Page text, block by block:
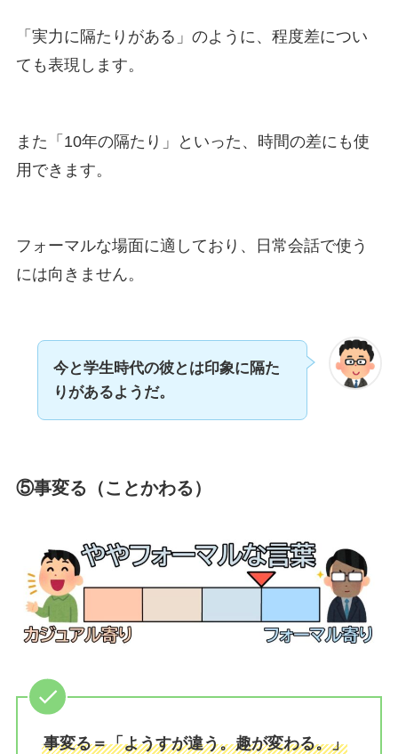
「実力に隔たりがある」のように、程度差につい
ても表現します。
また「10年の隔たり」といった、時間の差にも使
用できます。
フォーマルな場面に適しており、日常会話で使う
には向きません。
今と学生時代の彼とは印象に隔た
りがあるようだ。
⑤事変る（ことかわる）
事変る＝「ようすが違う。趣が変わる。」